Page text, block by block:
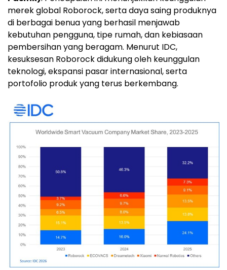
merek global Roborock, serta daya saing produknya
di berbagai benua yang berhasil menjawab
kebutuhan pengguna, tipe rumah, dan kebiasaan
pembersihan yang beragam. Menurut IDC,
kesuksesan Roborock didukung oleh keunggulan
teknologi, ekspansi pasar internasional, serta
portofolio produk yang terus berkembang.